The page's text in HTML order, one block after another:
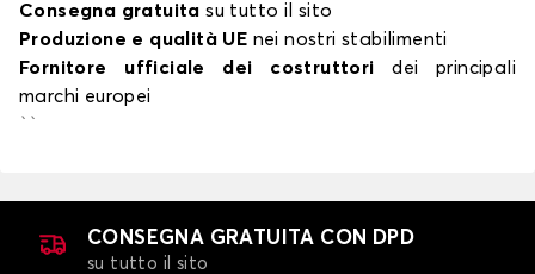
Consegna gratuita su tutto il sito
Produzione e qualità UE nei nostri stabilimenti
Fornitore ufficiale dei costruttori dei principali
marchi europei
``
CONSEGNA GRATUITA CON DPD
su tutto il sito